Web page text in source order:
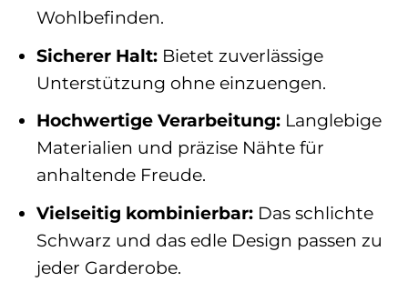
Wohlbefinden.
Sicherer Halt:Bietet zuverlässige
Unterstützung ohne einzuengen.
Hochwertige Verarbeitung:Langlebige
Materialien und präzise Nähte für
anhaltende Freude.
Vielseitig kombinierbar:Das schlichte
Schwarz und das edle Design passen zu
jeder Garderobe.